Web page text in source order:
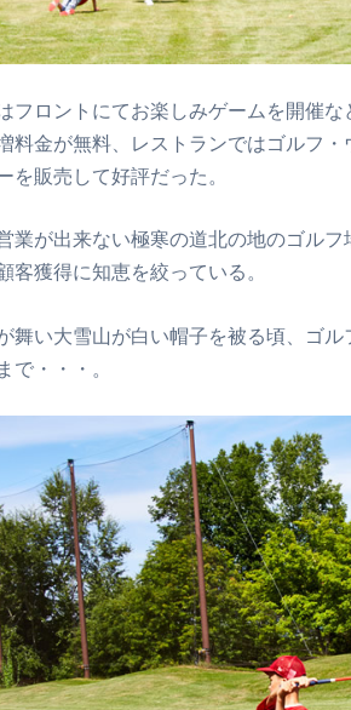
フロントにてお楽しみゲームを開催
料金が無料、レストランではゴルフ・
を販売して好評だった。
業が出来ない極寒の道北の地のゴル
客獲得に知恵を絞っている。
舞い大雪山が白い帽子を被る頃、ゴ
で・・・。